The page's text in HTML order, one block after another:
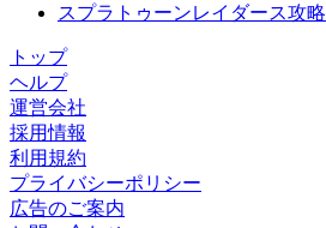
スプラトゥーンレイダース攻略
トップ
ヘルプ
運営会社
採用情報
利用規約
プライバシーポリシー
広告のご案内